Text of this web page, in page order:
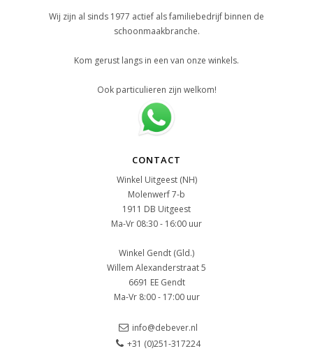
Wij zijn al sinds 1977 actief als familiebedrijf binnen de
schoonmaakbranche.
Kom gerust langs in een van onze winkels.
Ook particulieren zijn welkom!
CONTACT
Winkel Uitgeest (NH)
Molenwerf 7-b
1911 DB Uitgeest
Ma-Vr 08:30 - 16:00 uur
Winkel Gendt (Gld.)
Willem Alexanderstraat 5
6691 EE Gendt
Ma-Vr 8:00 - 17:00 uur
info@debever.nl
+31 (0)251-317224